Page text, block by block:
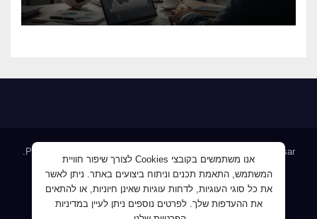
Proudly powered by WordPress Themeansar
HomeAllJobs – אלפי מעסיקים ומועמדים Blog
JobMaster דרושים ומחפשי עבודה Jobnet אתר מודעות הדרושים
אנו משתמשים בקובצי Cookies לצורך שיפור חוויית
המשתמש, התאמת תכנים וניתוח ביצועים באתר. ניתן לאשר
את כל סוגי העוגיות, לדחות עוגיות שאינן חיוניות, או להתאים
את ההעדפות שלך. לפרטים נוספים ניתן לעיין במדיניות